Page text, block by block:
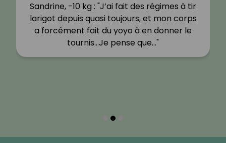
Sandrine, -10 kg : "J’ai fait des régimes à tir
larigot depuis quasi toujours, et mon corps
a forcément fait du yoyo à en donner le
tournis…Je pense que…"